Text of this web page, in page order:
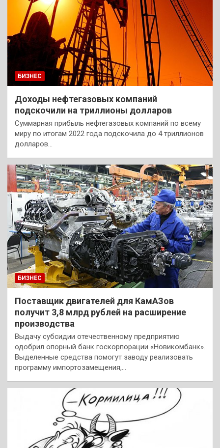
БИЗНЕС
Доходы нефтегазовых компаний
подскочили на триллионы долларов
Суммарная прибыль нефтегазовых компаний по всему
миру по итогам 2022 года подскочила до 4 триллионов
долларов…
БИЗНЕС
Поставщик двигателей для КамАЗов
получит 3,8 млрд рублей на расширение
производства
Выдачу субсидии отечественному предприятию
одобрил опорный банк госкорпорации «Новикомбанк».
Выделенные средства помогут заводу реализовать
программу импортозамещения,…